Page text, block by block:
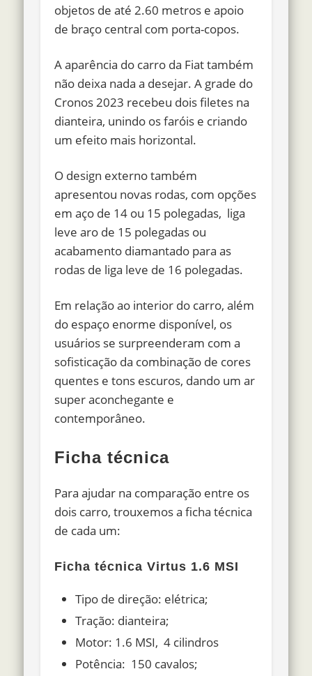
objetos de até 2.60 metros e apoio
de braço central com porta-copos.
A aparência do carro da Fiat também
não deixa nada a desejar. A grade do
Cronos 2023 recebeu dois filetes na
dianteira, unindo os faróis e criando
um efeito mais horizontal.
O design externo também
apresentou novas rodas, com opções
em aço de 14 ou 15 polegadas, liga
leve aro de 15 polegadas ou
acabamento diamantado para as
rodas de liga leve de 16 polegadas.
Em relação ao interior do carro, além
do espaço enorme disponível, os
usuários se surpreenderam com a
sofisticação da combinação de cores
quentes e tons escuros, dando um ar
super aconchegante e
contemporâneo.
Ficha técnica
Para ajudar na comparação entre os
dois carro, trouxemos a ficha técnica
de cada um:
Ficha técnica Virtus 1.6 MSI
Tipo de direção: elétrica;
Tração: dianteira;
Motor: 1.6 MSI, 4 cilindros
Potência: 150 cavalos;